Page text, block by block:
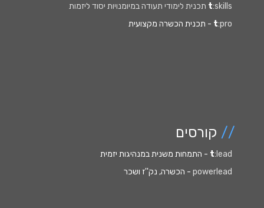
t:skills תכנית לימודי תעודה במיומנויות יסוד ליזמות
t:pro - תכנית הכשרה מקצועית
// קורסים
t:lead
- התמחות משנית במנהיגות יזמית
powerlead - הכשרה, נק''ז ושכר